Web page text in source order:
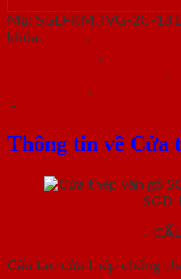
Mã: SGD-KM.TVG-2C-18
khóa:
,
,
, ,
,
Thông tin về Cửa
SGD
–
Cấu tạo cửa thép chống